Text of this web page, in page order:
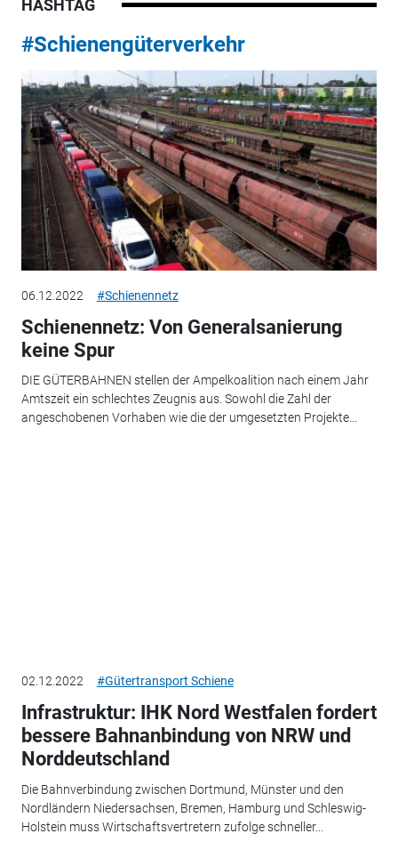
HASHTAG
#Schienengüterverkehr
06.12.2022 #Schienennetz
Schienennetz: Von Generalsanierung
keine Spur
DIE GÜTERBAHNEN stellen der Ampelkoalition nach einem Jahr
Amtszeit ein schlechtes Zeugnis aus. Sowohl die Zahl der
angeschobenen Vorhaben wie die der umgesetzten Projekte...
02.12.2022 #Gütertransport Schiene
Infrastruktur: IHK Nord Westfalen fordert
bessere Bahnanbindung von NRW und
Norddeutschland
Die Bahnverbindung zwischen Dortmund, Münster und den
Nordländern Niedersachsen, Bremen, Hamburg und Schleswig-
Holstein muss Wirtschaftsvertretern zufolge schneller...